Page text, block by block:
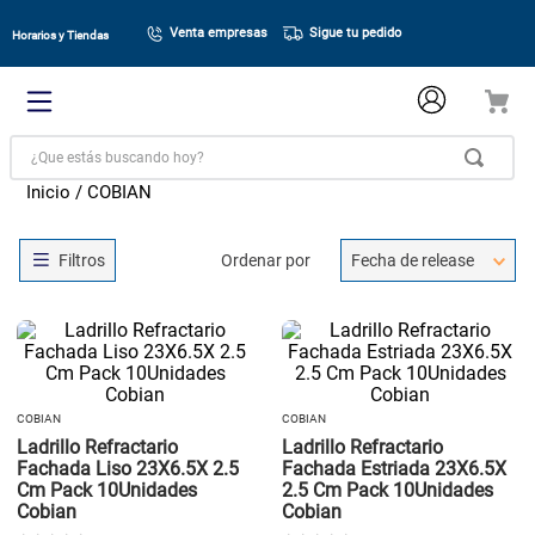
Horarios y Tiendas Venta empresas Sigue tu pedido
¿Que estás buscando hoy?
COBIAN
Ordenar por Fecha de release
COBIAN
Ladrillo Refractario
Fachada Liso 23X6.5X 2.5
Cm Pack 10Unidades
Cobian
COBIAN
Ladrillo Refractario
Fachada Estriada 23X6.5X
2.5 Cm Pack 10Unidades
Cobian